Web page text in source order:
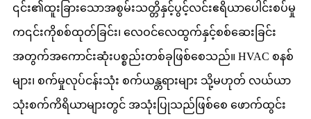
၎င်း၏ထူးခြားသောအစွမ်းသတ္တိနှင့်ပွင့်လင်းဧရိယာပေါင်းစပ်မှု
က၎င်းကိုစစ်ထုတ်ခြင်း၊ လေဝင်လေထွက်နှင့်စစ်ဆေးခြင်း
အတွက်အကောင်းဆုံးပစ္စည်းတစ်ခုဖြစ်စေသည်။ HVAC စနစ်
များ၊ စက်မှုလုပ်ငန်းသုံး စက်ယန္တရားများ သို့မဟုတ် လယ်ယာ
သုံးစက်ကိရိယာများတွင် အသုံးပြုသည်ဖြစ်စေ ဖောက်ထွင်း